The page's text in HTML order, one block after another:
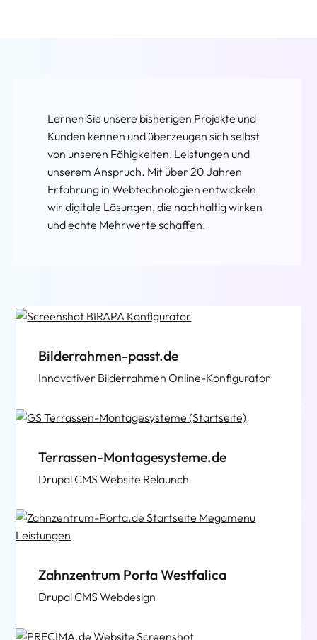
Lernen Sie unsere bisherigen Projekte und
Kunden kennen und überzeugen sich selbst
von unseren Fähigkeiten, Leistungen und
unserem Anspruch. Mit über 20 Jahren
Erfahrung in Webtechnologien entwickeln
wir digitale Lösungen, die nachhaltig wirken
und echte Mehrwerte schaffen.
Bilderrahmen-passt.de
Innovativer Bilderrahmen Online-Konfigurator
Terrassen-Montagesysteme.de
Drupal CMS Website Relaunch
Zahnzentrum Porta Westfalica
Drupal CMS Webdesign